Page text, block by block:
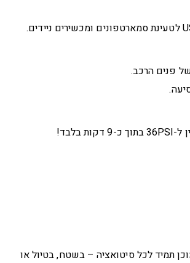
יעיל ומוכן תמיד לכל סיטואציה – בשטח, בטיול או